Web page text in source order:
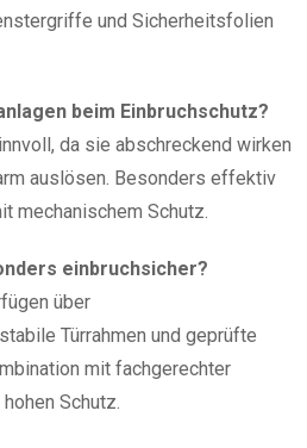
und Sicherheitsfolien
beim Einbruchschutz?
da sie abschreckend wirken
auslösen. Besonders effektiv
mechanischem Schutz.
einbruchsicher?
über
Türrahmen und geprüfte
mit fachgerechter
Schutz.